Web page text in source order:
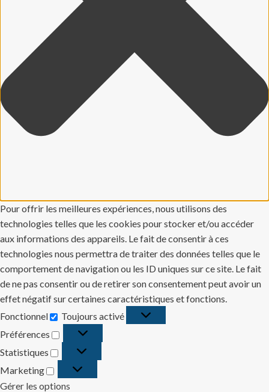
Pour offrir les meilleures expériences, nous utilisons des
technologies telles que les cookies pour stocker et/ou accéder
aux informations des appareils. Le fait de consentir à ces
technologies nous permettra de traiter des données telles que le
comportement de navigation ou les ID uniques sur ce site. Le fait
de ne pas consentir ou de retirer son consentement peut avoir un
effet négatif sur certaines caractéristiques et fonctions.
Fonctionnel
Fonctionnel
Toujours activé
Préférences
Préférences
Statistiques
Statistiques
Marketing
Marketing
Gérer les options